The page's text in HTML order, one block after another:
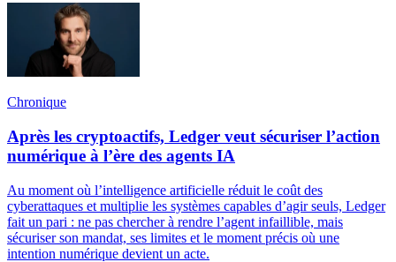
Chronique
Après les cryptoactifs, Ledger veut sécuriser l’action
numérique à l’ère des agents IA
Au moment où l’intelligence artificielle réduit le coût des
cyberattaques et multiplie les systèmes capables d’agir seuls, Ledger
fait un pari : ne pas chercher à rendre l’agent infaillible, mais
sécuriser son mandat, ses limites et le moment précis où une
intention numérique devient un acte.